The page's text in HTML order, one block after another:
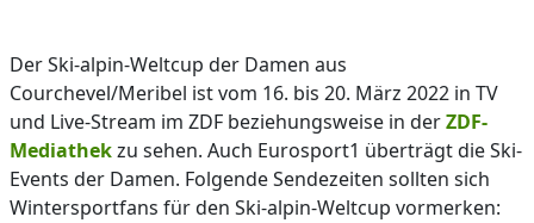
Der Ski-alpin-Weltcup der Damen aus
Courchevel/Meribel ist vom 16. bis 20. März 2022 in TV
und Live-Stream im ZDF beziehungsweise in derZDF-
Mediathekzu sehen. Auch Eurosport1 überträgt die Ski-
Events der Damen. Folgende Sendezeiten sollten sich
Wintersportfans für den Ski-alpin-Weltcup vormerken: